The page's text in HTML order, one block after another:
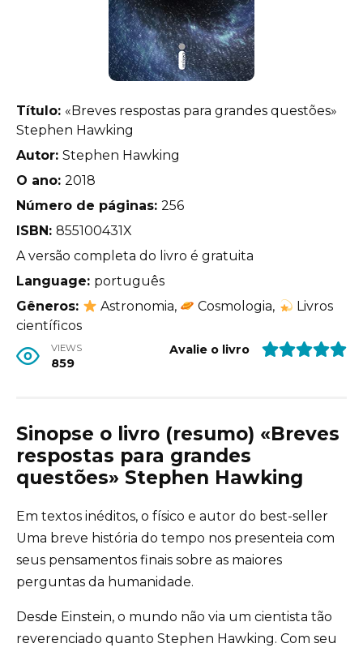
Título: «Breves respostas para grandes questões»
Stephen Hawking
Autor: Stephen Hawking
O ano: 2018
Número de páginas: 256
ISBN: 855100431X
A versão completa do livro é gratuita
Language: português
Gêneros:
Astronomia, Cosmologia,
Livros
científicos
VIEWS
859
Avalie o livro
Sinopse o livro (resumo) «Breves
respostas para grandes
questões» Stephen Hawking
Em textos inéditos, o físico e autor do best-seller
Uma breve história do tempo nos presenteia com
seus pensamentos finais sobre as maiores
perguntas da humanidade.
Desde Einstein, o mundo não via um cientista tão
reverenciado quanto Stephen Hawking. Com seu